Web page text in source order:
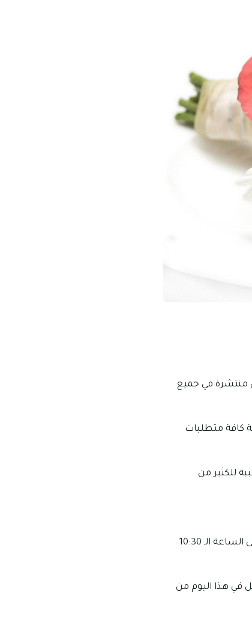
منتشرة في جميع
كافة متطلبات
للكثير من
مواعيد العمل الخاصة بهذا المحل: تبدأ ساعات عمل هذا المحل من الساعة الـ 9:00 صباحًا وحتى الساعة الـ 10:30
في هذا اليوم من